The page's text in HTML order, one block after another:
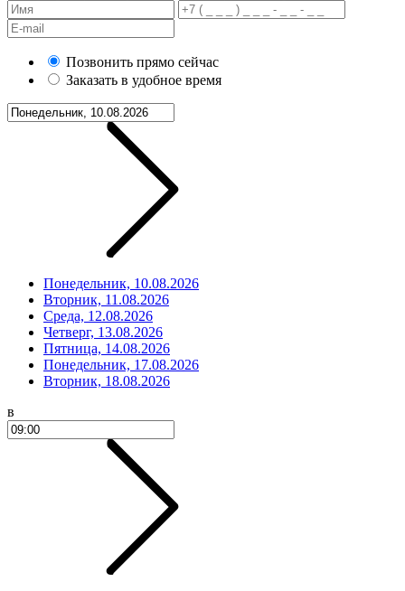
Позвонить прямо сейчас
Заказать в удобное время
Понедельник, 10.08.2026
Вторник, 11.08.2026
Среда, 12.08.2026
Четверг, 13.08.2026
Пятница, 14.08.2026
Понедельник, 17.08.2026
Вторник, 18.08.2026
в